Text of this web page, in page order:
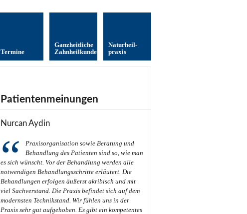
Termine
Ganzheitliche
Zahnheilkunde
Naturheil­
praxis
Patientenmeinungen
Nurcan Aydin
Praxisorganisation sowie Beratung und
Behandlung des Patienten sind so, wie man
es sich wünscht. Vor der Behandlung werden alle
notwendigen Behandlungsschritte erläutert. Die
Behandlungen erfolgen äußerst akribisch und mit
viel Sachverstand. Die Praxis befindet sich auf dem
modernsten Technikstand. Wir fühlen uns in der
Praxis sehr gut aufgehoben. Es gibt ein kompetentes